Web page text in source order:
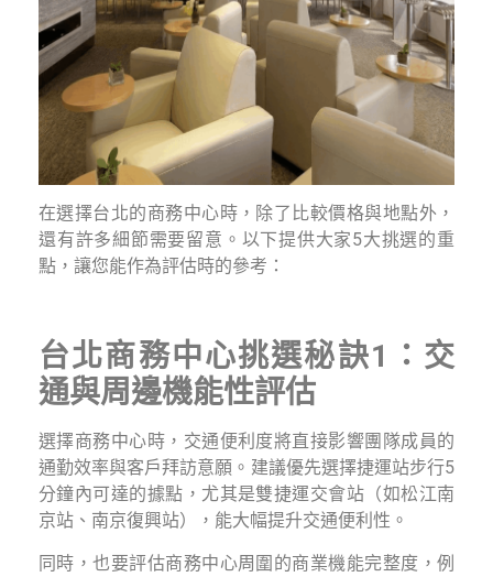
在選擇台北的商務中心時，除了比較價格與地點外，
還有許多細節需要留意。以下提供大家5大挑選的重
點，讓您能作為評估時的參考：
台北商務中心挑選秘訣1：交
通與周邊機能性評估
選擇商務中心時，交通便利度將直接影響團隊成員的
通勤效率與客戶拜訪意願。建議優先選擇捷運站步行5
分鐘內可達的據點，尤其是雙捷運交會站（如松江南
京站、南京復興站），能大幅提升交通便利性。
同時，也要評估商務中心周圍的商業機能完整度，例